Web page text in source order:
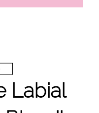
Labial